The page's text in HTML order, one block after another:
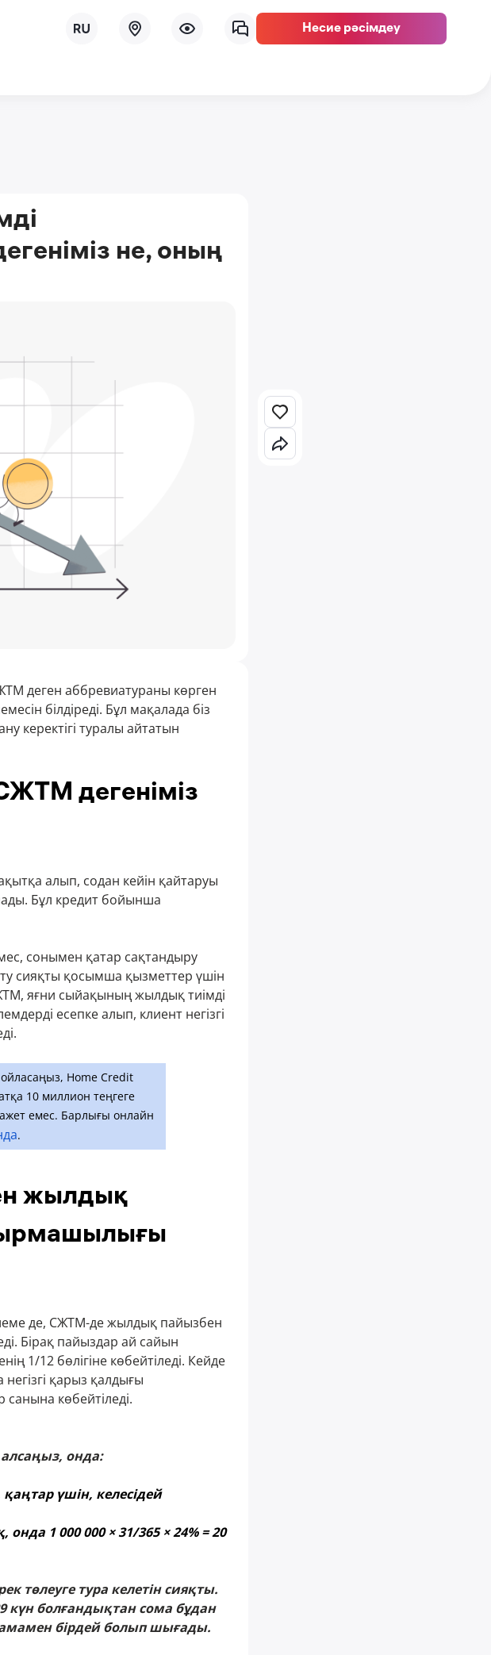
Несие рәсімдеу
не, оның
деген аббревиатураны көрген
білдіреді. Бұл мақалада біз
керектігі туралы айтатын
дегеніміз
алып, содан кейін қайтаруы
Бұл кредит бойынша
сонымен қатар сақтандыру
сияқты қосымша қызметтер үшін
яғни сыйақының жылдық тиімді
есепке алып, клиент негізгі
Home Credit
10 миллион теңгеге
емес. Барлығы онлайн
.
жылдық
де, СЖТМ-де жылдық пайызбен
Бірақ пайыздар ай сайын
1/12 бөлігіне көбейтіледі. Кейде
қарыз қалдығы
көбейтіледі.
онда:
үшін, келесідей
1 000 000 × 31/365 × 24% = 20
төлеуге тура келетін сияқты.
күн болғандықтан сома бұдан
бірдей болып шығады.